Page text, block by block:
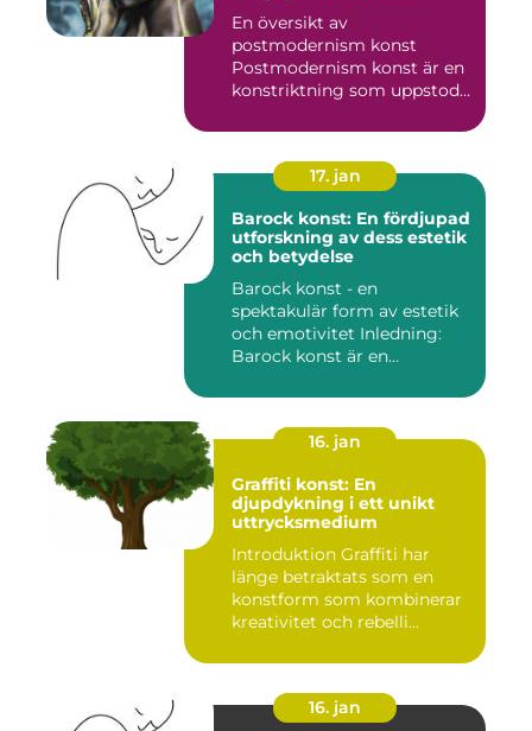
En översikt av
postmodernism konst
Postmodernism konst är en
konstriktning som uppstod
17. jan
Barock konst: En fördjupad
utforskning av dess estetik
och betydelse
Barock konst - en
spektakulär form av estetik
och emotivitet Inledning:
Barock konst är en
16. jan
Graffiti konst: En
djupdykning i ett unikt
uttrycksmedium
Introduktion Graffiti har
länge betraktats som en
konstform som kombinerar
kreativitet och rebelli...
16. jan